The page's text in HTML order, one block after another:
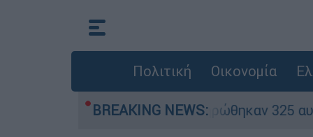
Πολιτική Οικονομία
BREAKING NEWS:
«κόκκινα» - Ολοκληρώθηκαν 325